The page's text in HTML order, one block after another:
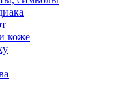
коже